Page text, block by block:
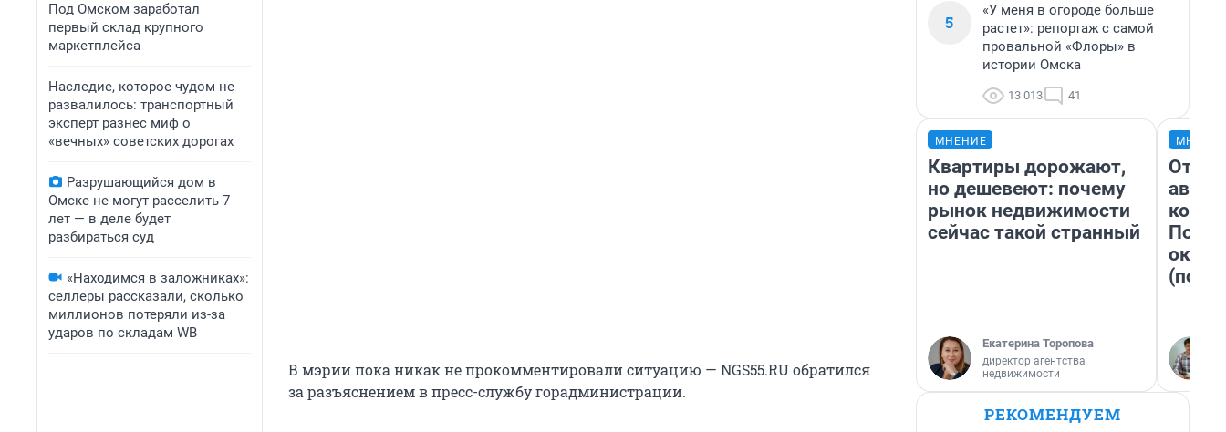
Под Омском заработал
первый склад крупного
маркетплейса
Наследие, которое чудом не
развалилось: транспортный
эксперт разнес миф о
«вечных» советских дорогах
Разрушающийся дом в
Омске не могут расселить 7
лет — в деле будет
разбираться суд
«Находимся в заложниках»:
селлеры рассказали, сколько
миллионов потеряли из-за
ударов по складам WB
В мэрии пока никак не прокомментировали ситуацию — NGS55.RU обратился
за разъяснением в пресс-службу горадминистрации.
5
«У меня в огороде больше
растет»: репортаж с самой
провальной «Флоры» в
истории Омска
13 013 41
МНЕНИЕ
Квартиры дорожают,
но дешевеют: почему
рынок недвижимости
сейчас такой странный
Екатерина Торопова
директор агентства
недвижимости
От
РЕКОМЕНДУЕМ